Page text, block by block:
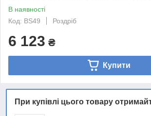
В наявності
Код: BS49
Роздріб
6 123 ₴
Купити
При купівлі цього товару